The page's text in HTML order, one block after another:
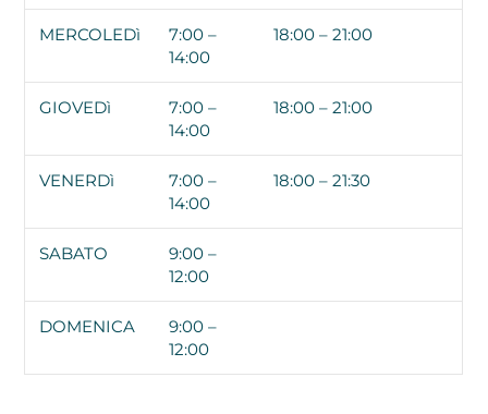
MERCOLEDì
7:00 –
14:00
18:00 – 21:00
GIOVEDì
7:00 –
14:00
18:00 – 21:00
VENERDì
7:00 –
14:00
18:00 – 21:30
SABATO
9:00 –
12:00
DOMENICA
9:00 –
12:00